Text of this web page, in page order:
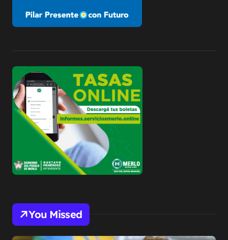
You Missed